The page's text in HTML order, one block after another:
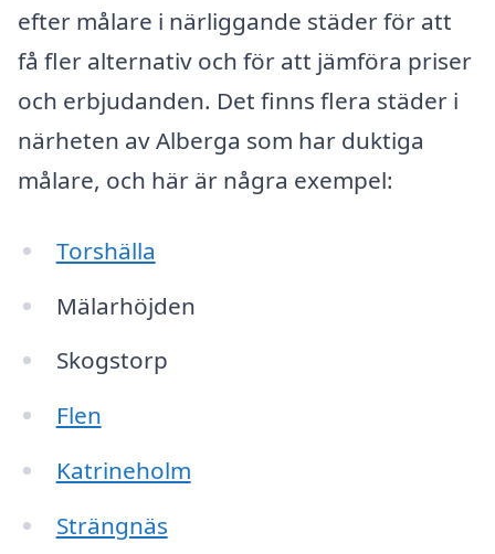
efter målare i närliggande städer för att
få fler alternativ och för att jämföra priser
och erbjudanden. Det finns flera städer i
närheten av Alberga som har duktiga
målare, och här är några exempel:
Torshälla
Mälarhöjden
Skogstorp
Flen
Katrineholm
Strängnäs